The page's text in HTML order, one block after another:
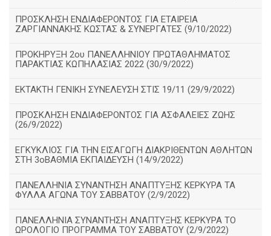
ΠΡΟΣΚΛΗΣΗ ΕΝΔΙΑΦΕΡΟΝΤΟΣ ΓΙΑ ΕΤΑΙΡΕΙΑ
ΖΑΡΓΙΑΝΝΑΚΗΣ ΚΩΣΤΑΣ & ΣΥΝΕΡΓΑΤΕΣ (9/10/2022)
ΠΡΟΚΗΡΥΞΗ 2ου ΠΑΝΕΛΛΗΝΙΟΥ ΠΡΩΤΑΘΛΗΜΑΤΟΣ
ΠΑΡΑΚΤΙΑΣ ΚΩΠΗΛΑΣΙΑΣ 2022 (30/9/2022)
ΕΚΤΑΚΤΗ ΓΕΝΙΚΗ ΣΥΝΕΛΕΥΣΗ ΣΤΙΣ 19/11 (29/9/2022)
ΠΡΟΣΚΛΗΣΗ ΕΝΔΙΑΦΕΡΟΝΤΟΣ ΓΙΑ ΑΣΦΑΛΕΙΕΣ ΖΩΗΣ
(26/9/2022)
ΕΓΚΥΚΛΙΟΣ ΓΙΑ ΤΗΝ ΕΙΣΑΓΩΓΗ ΔΙΑΚΡΙΘΕΝΤΩΝ ΑΘΛΗΤΩΝ
ΣΤΗ 3οΒΑΘΜΙΑ ΕΚΠΑΙΔΕΥΣΗ (14/9/2022)
ΠΑΝΕΛΛΗΝΙΑ ΣΥΝΑΝΤΗΣΗ ΑΝΑΠΤΥΞΗΣ ΚΕΡΚΥΡΑ ΤΑ
ΦΥΛΛΑ ΑΓΩΝΑ ΤΟΥ ΣΑΒΒΑΤΟΥ (2/9/2022)
ΠΑΝΕΛΛΗΝΙΑ ΣΥΝΑΝΤΗΣΗ ΑΝΑΠΤΥΞΗΣ ΚΕΡΚΥΡΑ ΤΟ
ΩΡΟΛΟΓΙΟ ΠΡΟΓΡΑΜΜΑ ΤΟΥ ΣΑΒΒΑΤΟΥ (2/9/2022)